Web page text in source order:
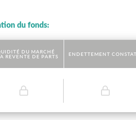
du fonds:
DU MARCHÉ
REVENTE DE PARTS
ENDETTEMENT